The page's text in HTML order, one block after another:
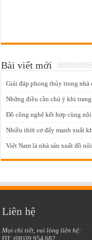
Bài viết mới
Giải đáp phong thủy trong nhà
Những điều cần chú ý khi
Đồ công nghệ kết hợp cùng
Nhiều thời cơ đẩy mạnh xuất
Việt Nam là nhà sản xuất đồ
Liên hệ
Mọi chi tiết, vui lòng liên hệ:
ĐT: (08)39 954 682